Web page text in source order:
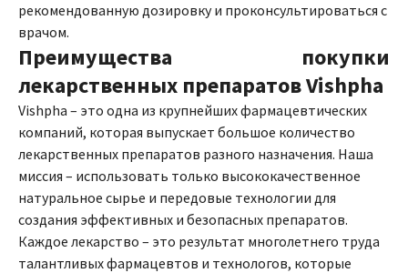
рекомендованную дозировку и проконсультироваться с
врачом.
Преимущества покупки
лекарственных препаратов Vishpha
Vishpha – это одна из крупнейших фармацевтических
компаний, которая выпускает большое количество
лекарственных препаратов разного назначения. Наша
миссия – использовать только высококачественное
натуральное сырье и передовые технологии для
создания эффективных и безопасных препаратов.
Каждое лекарство – это результат многолетнего труда
талантливых фармацевтов и технологов, которые